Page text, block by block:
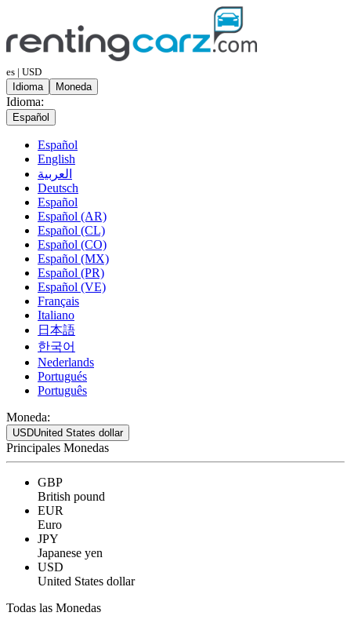
es | USD
Idioma
Moneda
Idioma:
Español
Español
English
العربية
Deutsch
Español
Español (AR)
Español (CL)
Español (CO)
Español (MX)
Español (PR)
Español (VE)
Français
Italiano
日本語
한국어
Nederlands
Portugués
Português
Moneda:
USDUnited States dollar
Principales Monedas
GBP
British pound
EUR
Euro
JPY
Japanese yen
USD
United States dollar
Todas las Monedas